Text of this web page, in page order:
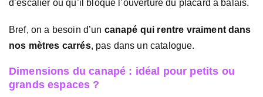
d’escalier ou qu’il bloque l’ouverture du placard à balais.
Bref, on a besoin d’un canapé qui rentre vraiment dans
nos mètres carrés, pas dans un catalogue.
Dimensions du canapé : idéal pour petits ou
grands espaces ?